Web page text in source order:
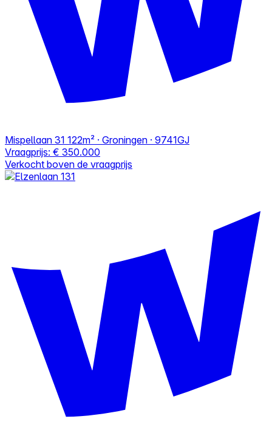
Mispellaan 31 122m² · Groningen · 9741GJ
Vraagprijs: € 350.000
Verkocht boven de vraagprijs